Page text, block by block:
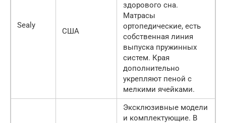
Sealy
США
здорового сна.
Матрасы
ортопедические, есть
собственная линия
выпуска пружинных
систем. Края
дополнительно
укрепляют пеной с
мелкими ячейками.
Эксклюзивные модели
и комплектующие. В